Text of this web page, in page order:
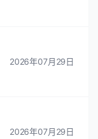
2026年07月29日
2026年07月29日